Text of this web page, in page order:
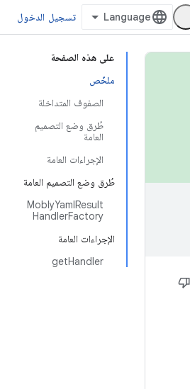
تسجيل الدخول
على هذه الصفحة
ملخّص
الصفوف المتداخلة
طُرق وضع التصميم
العامة
الإجراءات العامة
طُرق وضع التصميم العامة
MoblyYamlResult
HandlerFactory
الإجراءات العامة
getHandler